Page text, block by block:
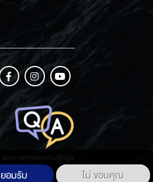
ช่องทางการสอบถามข้อมูล
ยอมรับ ไม่ ขอบคุณ